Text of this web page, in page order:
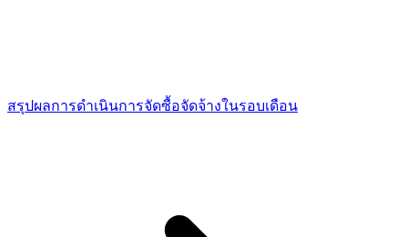
สรุปผลการดำเนินการจัดซื้อจัดจ้างในรอบเดือน